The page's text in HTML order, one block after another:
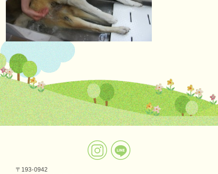
〒193-0942